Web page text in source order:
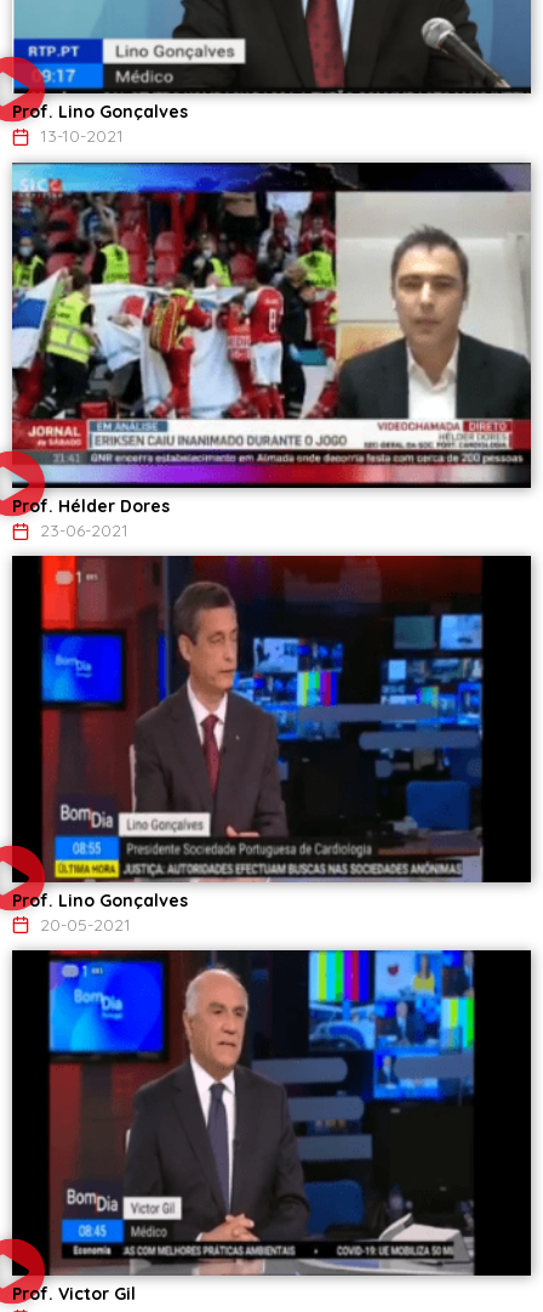
Prof. Lino Gonçalves
13-10-2021
Prof. Hélder Dores
23-06-2021
Prof. Lino Gonçalves
20-05-2021
Prof. Victor Gil